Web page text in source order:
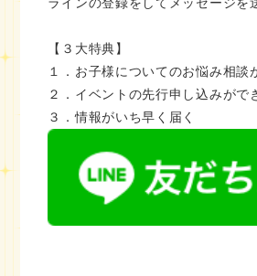
【３大特典】
１．お子様についてのお悩み相談
２．イベントの先行申し込みがで
３．情報がいち早く届く